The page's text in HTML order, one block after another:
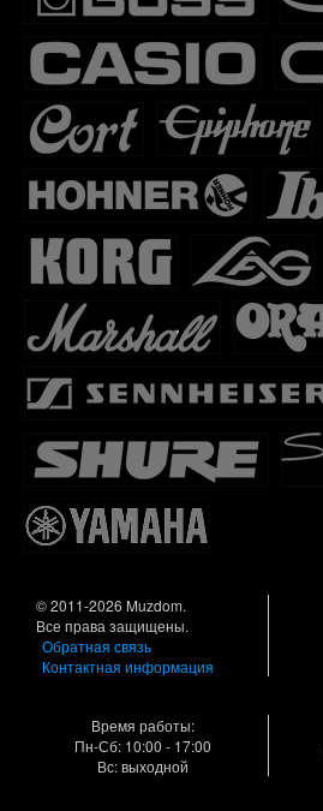
© 2011-2026 Muzdom.
Все права защищены.
Обратная связь
Контактная информация
Время работы:
Пн-Сб: 10:00 - 17:00
Вс: выходной